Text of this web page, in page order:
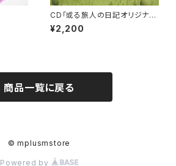
CD「或る旅人の日記オリジナル
サウンドトラック」近藤研二
¥2,200
商品一覧に戻る
© mplusmstore
Powered by